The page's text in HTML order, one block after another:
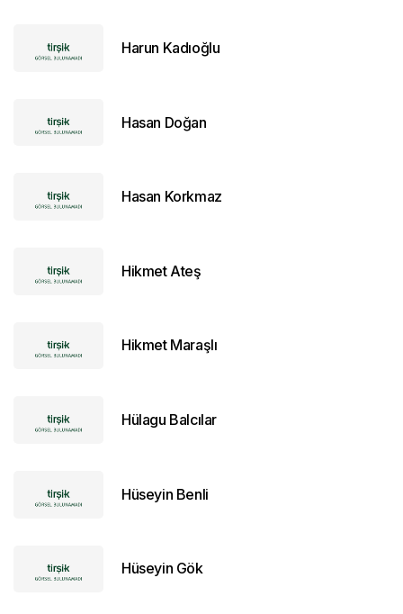
Harun Kadıoğlu
Hasan Doğan
Hasan Korkmaz
Hikmet Ateş
Hikmet Maraşlı
Hülagu Balcılar
Hüseyin Benli
Hüseyin Gök